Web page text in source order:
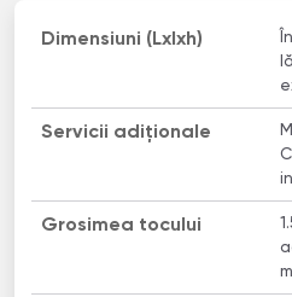
Dimensiuni (Lxlxh)
Servicii adiționale
Grosimea tocului